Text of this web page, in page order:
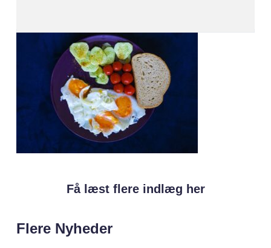
Få læst flere indlæg her
Flere Nyheder